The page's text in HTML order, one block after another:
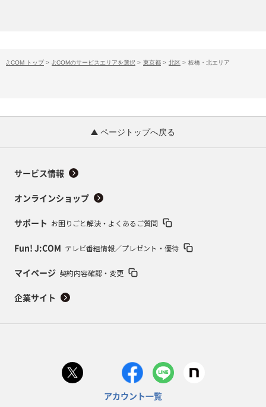
J:COM トップ > J:COMのサービスエリアを選択 > 東京都 > 北区 > 板橋・北エリア
ページトップへ戻る
サービス情報
オンラインショップ
サポート お困りごと解決・よくあるご質問
Fun! J:COM テレビ番組情報／プレゼント・優待
マイページ 契約内容確認・変更
企業サイト
アカウント一覧